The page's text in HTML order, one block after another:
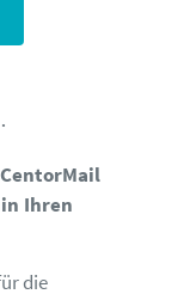
Ihren
die